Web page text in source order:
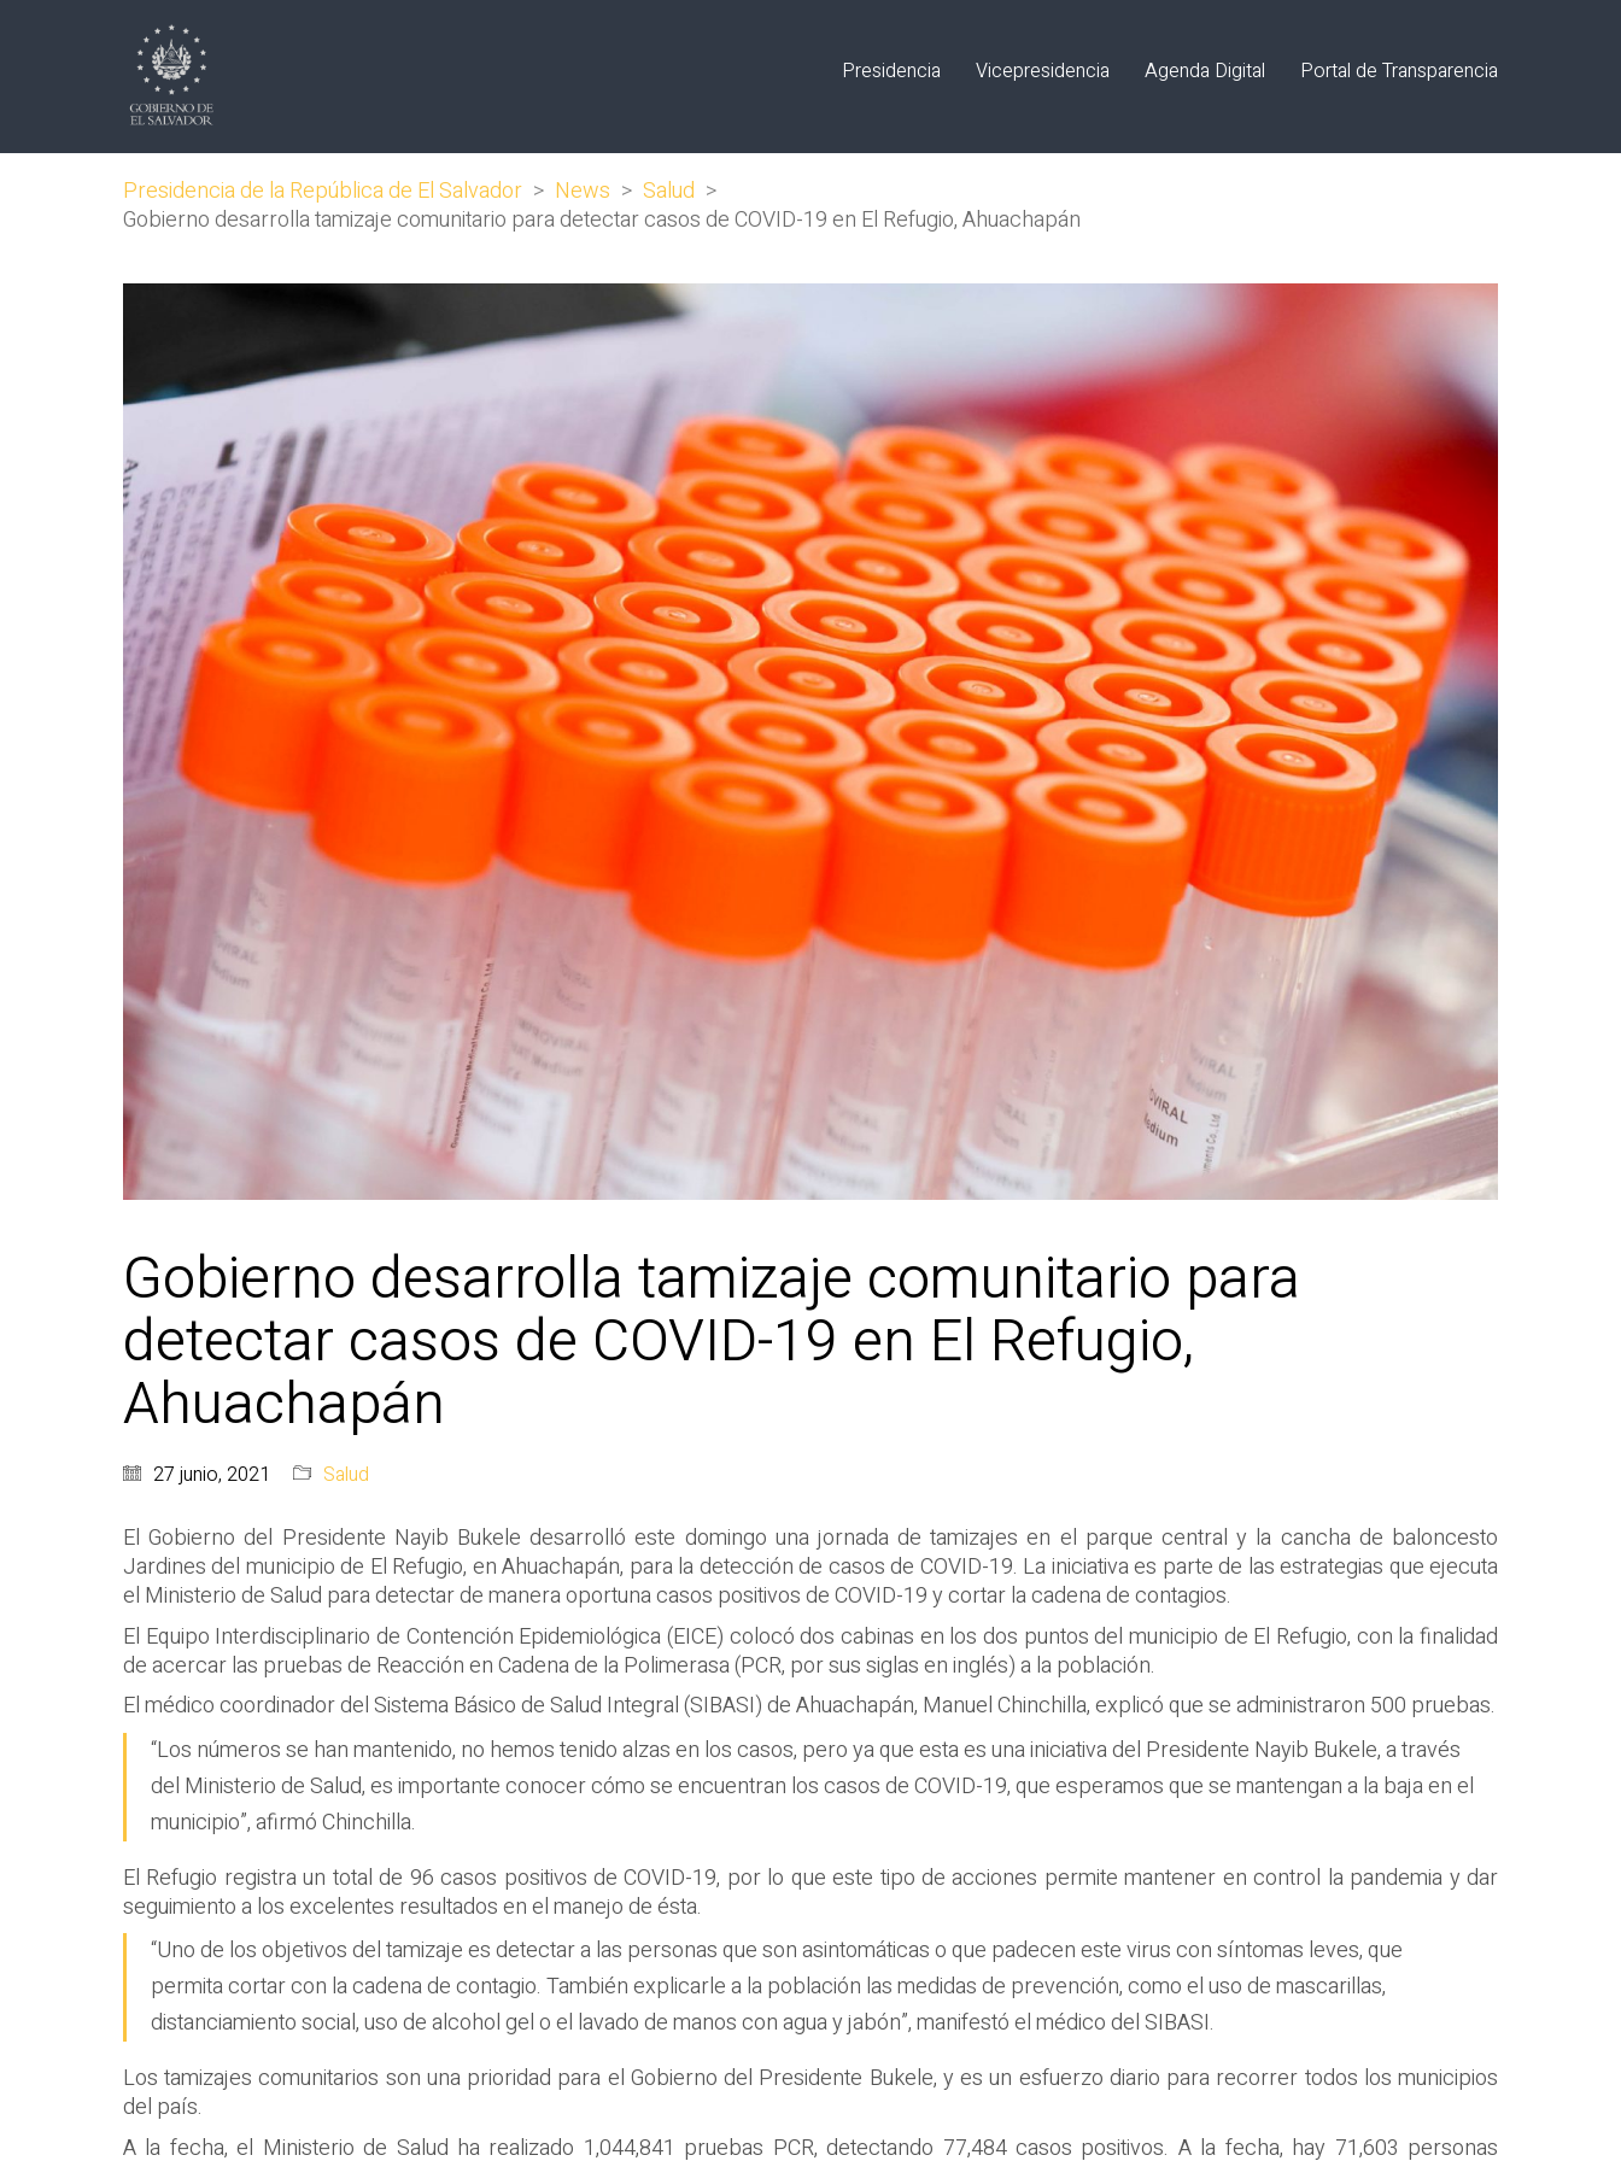
Presidencia Vicepresidencia Agenda Digital Portal de Transparencia
Presidencia de la República de El Salvador > News > Salud >
Gobierno desarrolla tamizaje comunitario para detectar casos de COVID-19 en El Refugio, Ahuachapán
Gobierno desarrolla tamizaje comunitario para
detectar casos de COVID-19 en El Refugio,
Ahuachapán
27 junio, 2021 Salud
El Gobierno del Presidente Nayib Bukele desarrolló este domingo una jornada de tamizajes en el parque central y la cancha de baloncesto
Jardines del municipio de El Refugio, en Ahuachapán, para la detección de casos de COVID-19. La iniciativa es parte de las estrategias que ejecuta
el Ministerio de Salud para detectar de manera oportuna casos positivos de COVID-19 y cortar la cadena de contagios.
El Equipo Interdisciplinario de Contención Epidemiológica (EICE) colocó dos cabinas en los dos puntos del municipio de El Refugio, con la finalidad
de acercar las pruebas de Reacción en Cadena de la Polimerasa (PCR, por sus siglas en inglés) a la población.
El médico coordinador del Sistema Básico de Salud Integral (SIBASI) de Ahuachapán, Manuel Chinchilla, explicó que se administraron 500 pruebas.
“Los números se han mantenido, no hemos tenido alzas en los casos, pero ya que esta es una iniciativa del Presidente Nayib Bukele, a través
del Ministerio de Salud, es importante conocer cómo se encuentran los casos de COVID-19, que esperamos que se mantengan a la baja en el
municipio”, afirmó Chinchilla.
El Refugio registra un total de 96 casos positivos de COVID-19, por lo que este tipo de acciones permite mantener en control la pandemia y dar
seguimiento a los excelentes resultados en el manejo de ésta.
“Uno de los objetivos del tamizaje es detectar a las personas que son asintomáticas o que padecen este virus con síntomas leves, que
permita cortar con la cadena de contagio. También explicarle a la población las medidas de prevención, como el uso de mascarillas,
distanciamiento social, uso de alcohol gel o el lavado de manos con agua y jabón”, manifestó el médico del SIBASI.
Los tamizajes comunitarios son una prioridad para el Gobierno del Presidente Bukele, y es un esfuerzo diario para recorrer todos los municipios
del país.
A la fecha, el Ministerio de Salud ha realizado 1,044,841 pruebas PCR, detectando 77,484 casos positivos. A la fecha, hay 71,603 personas